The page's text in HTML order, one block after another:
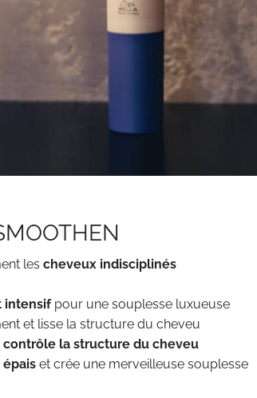
les cheveux indisciplinés
intensifpour une souplesse luxueuse
et lisse la structure du cheveu
la structure du cheveu
et crée une merveilleuse souplesse